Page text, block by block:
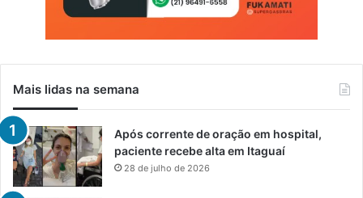
Mais lidas na semana
Após corrente de oração em hospital,
paciente recebe alta em Itaguaí
28 de julho de 2026